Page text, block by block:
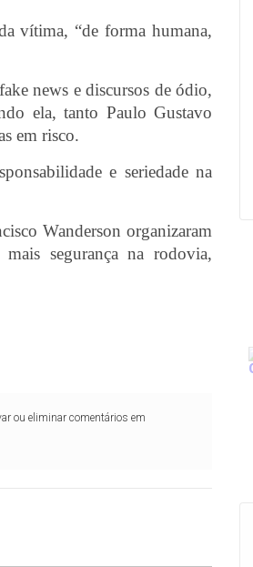
vítima, “de forma humana,
news e discursos de ódio,
ela, tanto Paulo Gustavo
em risco.
e seriedade na
Wanderson organizaram
segurança na rodovia,
ou eliminar comentários em